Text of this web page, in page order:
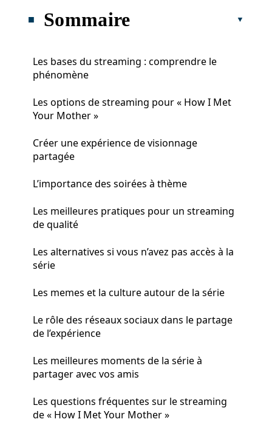
Sommaire
Les bases du streaming : comprendre le
phénomène
Les options de streaming pour « How I Met
Your Mother »
Créer une expérience de visionnage
partagée
L’importance des soirées à thème
Les meilleures pratiques pour un streaming
de qualité
Les alternatives si vous n’avez pas accès à la
série
Les memes et la culture autour de la série
Le rôle des réseaux sociaux dans le partage
de l’expérience
Les meilleures moments de la série à
partager avec vos amis
Les questions fréquentes sur le streaming
de « How I Met Your Mother »